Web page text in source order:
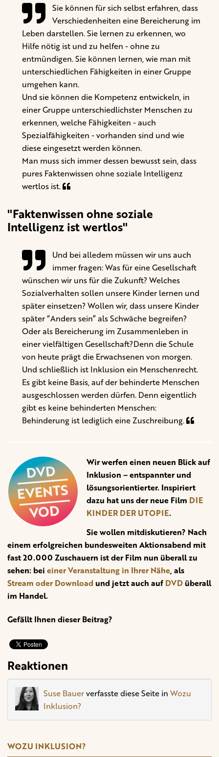
Sie können für sich selbst erfahren, dass
Verschiedenheiten eine Bereicherung im
Leben darstellen. Sie lernen zu erkennen, wo
Hilfe nötig ist und zu helfen - ohne zu
entmündigen. Sie können lernen, wie man mit
unterschiedlichen Fähigkeiten in einer Gruppe
umgehen kann.
Und sie können die Kompetenz entwickeln, in
einer Gruppe unterschiedlichster Menschen zu
erkennen, welche Fähigkeiten - auch
Spezialfähigkeiten - vorhanden sind und wie
diese eingesetzt werden können.
Man muss sich immer dessen bewusst sein, dass
pures Faktenwissen ohne soziale Intelligenz
wertlos ist.
"Faktenwissen ohne soziale
Intelligenz ist wertlos"
Und bei alledem müssen wir uns auch
immer fragen: Was für eine Gesellschaft
wünschen wir uns für die Zukunft? Welches
Sozialverhalten sollen unsere Kinder lernen und
später einsetzen? Wollen wir, dass unsere Kinder
später “Anders sein” als Schwäche begreifen?
Oder als Bereicherung im Zusammenleben in
einer vielfältigen Gesellschaft?Denn die Schule
von heute prägt die Erwachsenen von morgen.
Und schließlich ist Inklusion ein Menschenrecht.
Es gibt keine Basis, auf der behinderte Menschen
ausgeschlossen werden dürfen. Denn eigentlich
gibt es keine behinderten Menschen:
Behinderung ist lediglich eine Zuschreibung.
Wir werfen einen neuen Blick auf
Inklusion – entspannter und
lösungsorientierter. Inspiriert
dazu hat uns der neue Film DIE
KINDER DER UTOPIE.
Sie wollen mitdiskutieren? Nach
einem erfolgreichen bundesweiten Aktionsabend mit
fast 20.000 Zuschauern ist der Film nun überall zu
sehen: bei einer Veranstaltung in Ihrer Nähe, als
Stream oder Download und jetzt auch auf DVD überall
im Handel.
Gefällt Ihnen dieser Beitrag?
Reaktionen
Suse Bauerverfasste diese Seite in Wozu
Inklusion?
WOZU INKLUSION?